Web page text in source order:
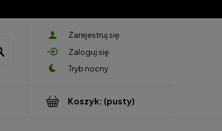
Zarejestruj się
Zaloguj się
Koszyk: (pusty)